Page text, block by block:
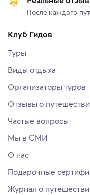
После каждого
Клуб Гидов
Туры
Виды отдыха
Организаторы туров
Отзывы о
Частые вопросы
Мы в СМИ
О нас
Подарочные
Журнал о